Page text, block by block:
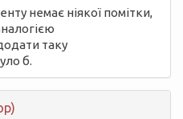
немає ніякої помітки,
таку
б.